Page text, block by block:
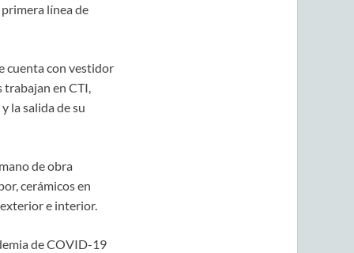
línea de
cuenta con vestidor
trabajan en CTI,
la salida de su
de obra
cerámicos en
e interior.
de COVID-19